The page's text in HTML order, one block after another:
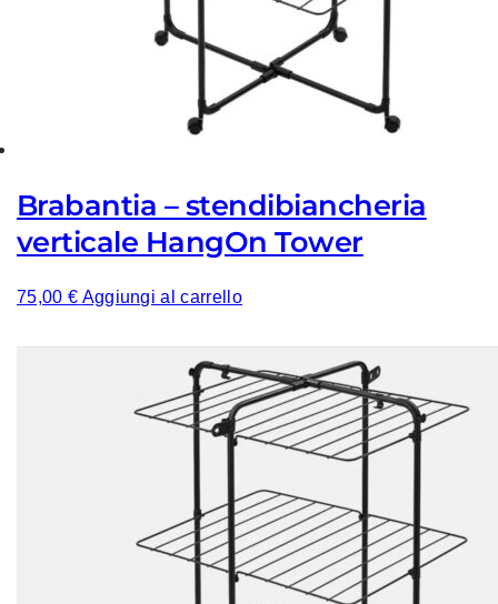
Brabantia – stendibiancheria
verticale HangOn Tower
75,00 € Aggiungi al carrello